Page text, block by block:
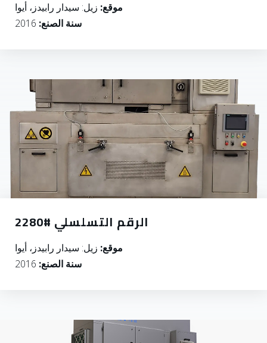
موقع: زيل: سيدار رابيدز، أيوا
سنة الصنع:
الرقم التسلسلي #2280
موقع: زيل: سيدار رابيدز، أيوا
سنة الصنع: